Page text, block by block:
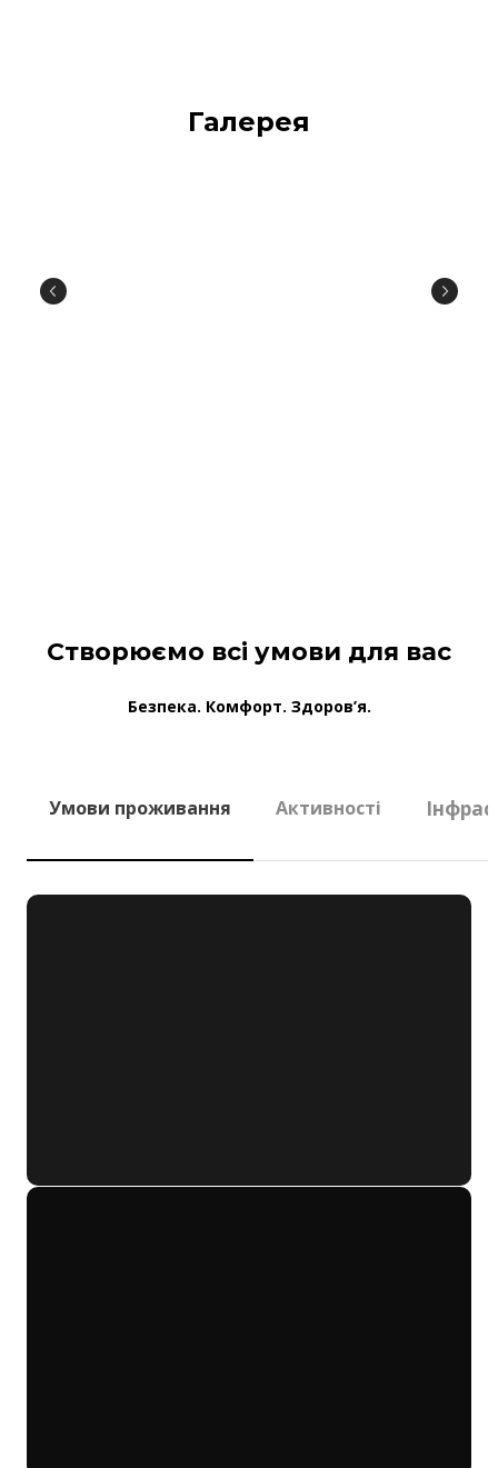
Галерея
Створюємо всі умови для вас
Безпека. Комфорт. Здоров’я.
Умови проживання Активності